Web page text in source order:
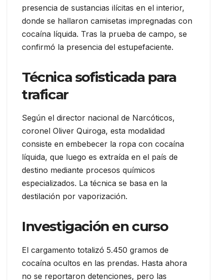
presencia de sustancias ilícitas en el interior,
donde se hallaron camisetas impregnadas con
cocaína líquida. Tras la prueba de campo, se
confirmó la presencia del estupefaciente.
Técnica sofisticada para
traficar
Según el director nacional de Narcóticos,
coronel Oliver Quiroga, esta modalidad
consiste en embebecer la ropa con cocaína
líquida, que luego es extraída en el país de
destino mediante procesos químicos
especializados. La técnica se basa en la
destilación por vaporización.
Investigación en curso
El cargamento totalizó 5.450 gramos de
cocaína ocultos en las prendas. Hasta ahora
no se reportaron detenciones, pero las